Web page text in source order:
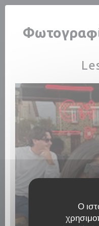
Πίνακας διαχείρισης
Ο